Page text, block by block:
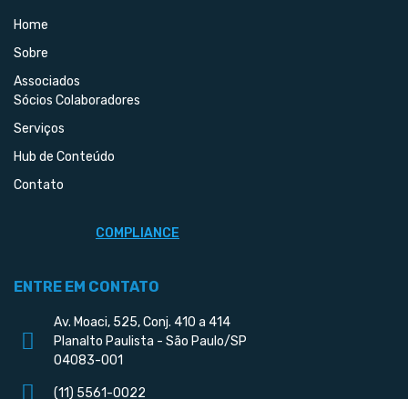
Home
Sobre
Associados
Sócios Colaboradores
Serviços
Hub de Conteúdo
Contato
COMPLIANCE
ENTRE EM CONTATO
Av. Moaci, 525, Conj. 410 a 414
Planalto Paulista - São Paulo/SP
04083-001
(11) 5561-0022